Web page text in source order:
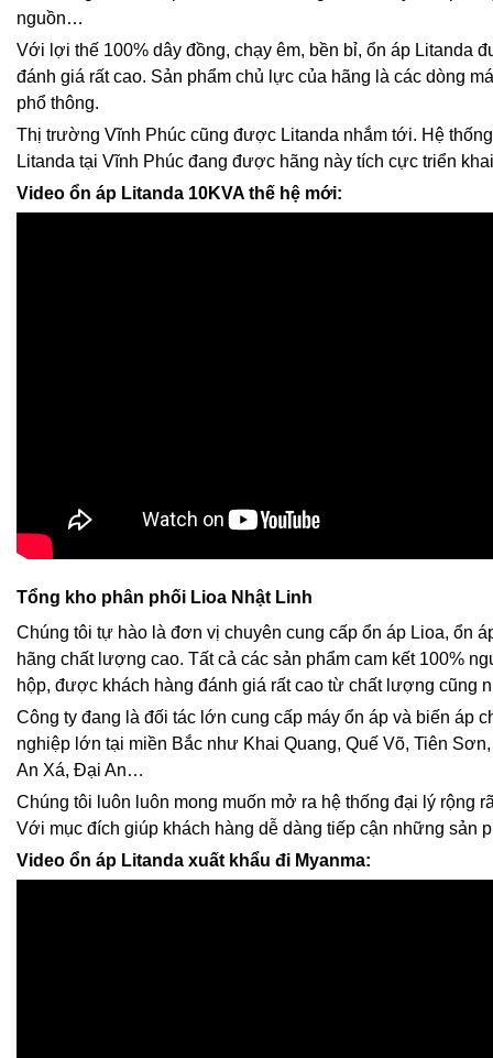
nguồn…
Với lợi thế 100% dây đồng, chạy êm, bền bỉ, ổn áp Litanda
đánh giá rất cao. Sản phẩm chủ lực của hãng là các dòng
phổ thông.
Thị trường Vĩnh Phúc cũng được Litanda nhắm tới. Hệ
Litanda tại Vĩnh Phúc đang được hãng này tích cực triển
Video ổn áp Litanda 10KVA thế hệ mới:
Tổng kho phân phối Lioa Nhật Linh
Chúng tôi tự hào là đơn vị chuyên cung cấp ổn áp Lioa, ổn
hãng chất lượng cao. Tất cả các sản phẩm cam kết 100%
hộp, được khách hàng đánh giá rất cao từ chất lượng cũng
Công ty đang là đối tác lớn cung cấp máy ổn áp và biến áp
nghiệp lớn tại miền Bắc như Khai Quang, Quế Võ, Tiên
An Xá, Đại An…
Chúng tôi luôn luôn mong muốn mở ra hệ thống đại lý rộng
Với mục đích giúp khách hàng dễ dàng tiếp cận những sản
Video ổn áp Litanda xuất khẩu đi Myanma: